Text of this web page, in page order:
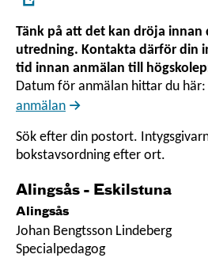
i
nytt
fönster
Tänk på att det kan dröja
utredning. Kontakta därför din
tid innan anmälan till
Datum för anmälan hittar du här:
anmälan
Sök efter din postort.
bokstavsordning efter ort.
Alingsås - Eskilstuna
Alingsås
Johan Bengtsson Lindeberg
Specialpedagog